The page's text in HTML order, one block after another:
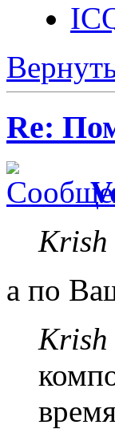
Re:
Krish
а по
Krish